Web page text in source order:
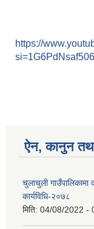
https://
ऐन, कानुन तथा
चुलाचुली गाउँपालिकामा
कार्यविधि-२०७८
मिति: 04/08/2022 -